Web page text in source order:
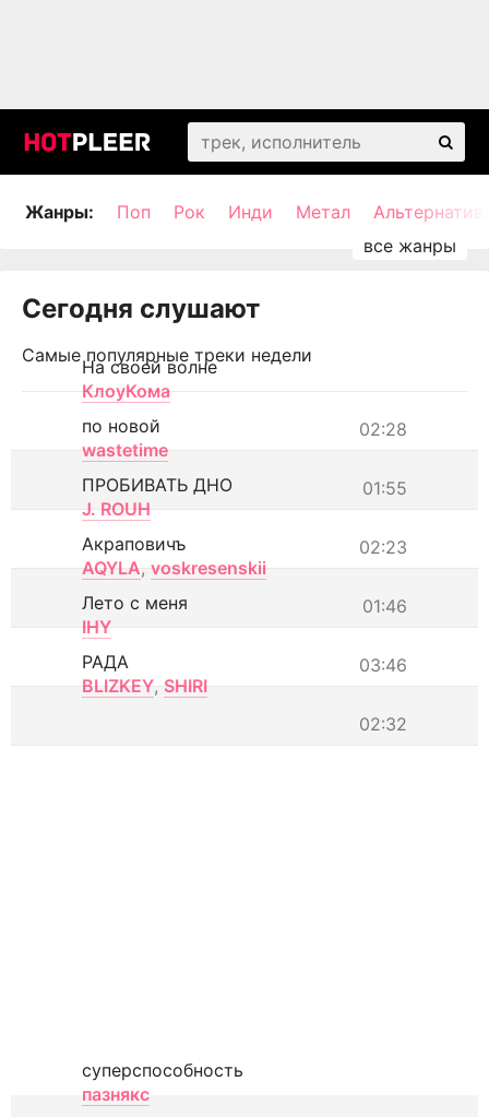
Жанры: Поп Рок Инди Метал
Сегодня слушают
Самые популярные треки недели
На своей волне
КлоуКома
02:28
по новой
wastetime
01:55
ПРОБИВАТЬ ДНО
J. ROUH
02:23
Акраповичъ
AQYLA, voskresenskii
01:46
Лето с меня
IHY
03:46
РАДА
BLIZKEY, SHIRI
02:32
суперспособность
пазнякс